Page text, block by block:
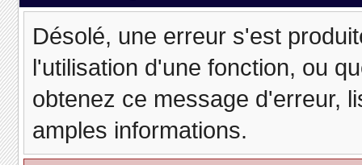
Désolé, une erreur s'est
l'utilisation d'une fonction, ou
obtenez ce message d'erreur,
amples informations.